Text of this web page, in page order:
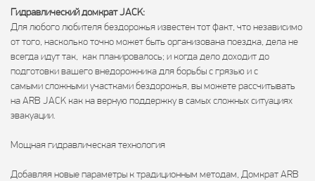
Гидравлический домкратJACK:
Для любого любителя бездорожья известен тот факт, что независимо
от того, насколько точно может быть организована поездка, дела не
всегда идут так, как планировалось; и когда дело доходит до
подготовки вашего внедорожника для борьбы с грязью и с
самыми сложными участками бездорожья, вы можете рассчитывать
на ARB JACK как на верную поддержку в самых сложных ситуациях
эвакуации.
Мощная гидравлическая технология
Добавляя новые параметры к традиционным методам, Домкрат ARB